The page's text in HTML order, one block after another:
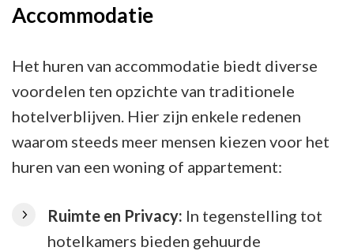
Accommodatie
Het huren van accommodatie biedt diverse
voordelen ten opzichte van traditionele
hotelverblijven. Hier zijn enkele redenen
waarom steeds meer mensen kiezen voor het
huren van een woning of appartement:
Ruimte en Privacy: In tegenstelling tot
hotelkamers bieden gehuurde